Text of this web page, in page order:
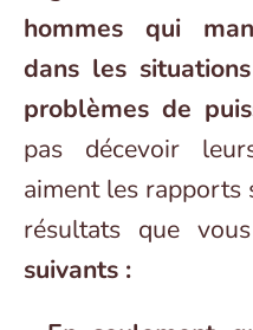
hommes qui
dans les
problèmes de
pas décevoir
aiment les rapports
résultats que
suivants :